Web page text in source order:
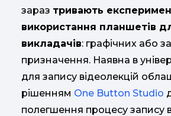
зараз тривають
використання планшетів
викладачів: графічних або
призначення. Наявна в
для запису відеолекцій
рішенням One Button Studio
полегшення процесу запису